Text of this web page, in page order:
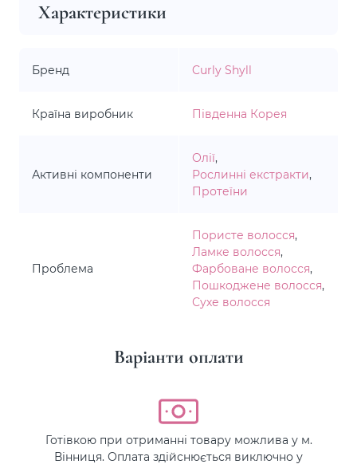
Характеристики
Бренд Curly Shyll
Країна виробник Південна Корея
Активні компоненти
Олії,
Рослинні екстракти,
Протеїни
Проблема
Пористе волосся,
Ламке волосся,
Фарбоване волосся,
Пошкоджене волосся,
Сухе волосся
Варіанти оплати
Готівкою при отриманні товару можлива у м.
Вінниця. Оплата здійснюється виключно у